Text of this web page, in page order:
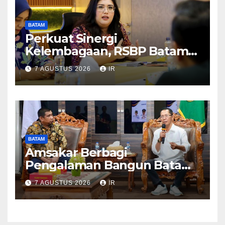
BATAM
Perkuat Sinergi
Kelembagaan, RSBP Batam
dan BPOM Pastikan
Pelayanan dan Ketersediaan
Obat Aman
7 AGUSTUS 2026 IR
BATAM
Amsakar Berbagi
Pengalaman Bangun Batam,
DPRD Dumai Dalami
Pendidikan hingga Investasi
7 AGUSTUS 2026 IR